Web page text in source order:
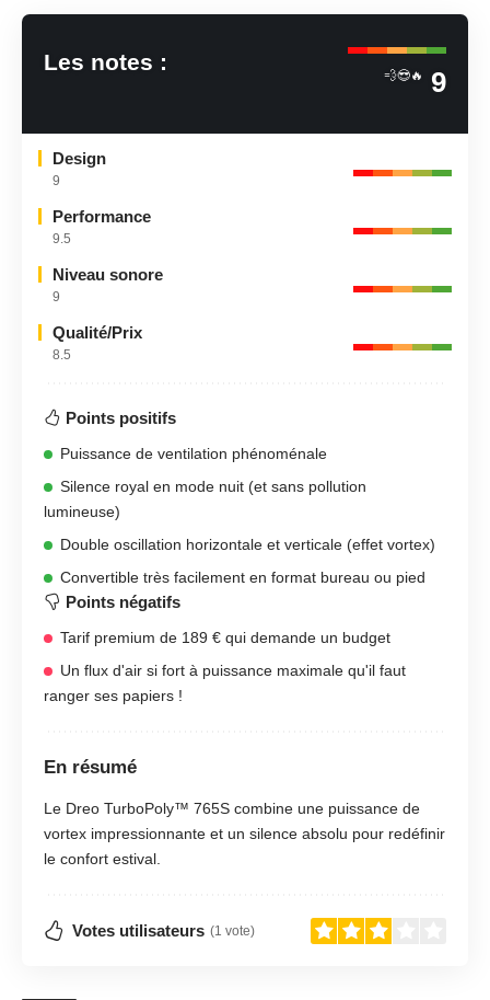
Les notes :
💨😎🔥 9
Design
9
Performance
9.5
Niveau sonore
9
Qualité/Prix
8.5
Points positifs
Puissance de ventilation phénoménale
Silence royal en mode nuit (et sans pollution
lumineuse)
Double oscillation horizontale et verticale (effet vortex)
Convertible très facilement en format bureau ou pied
Points négatifs
Tarif premium de 189 € qui demande un budget
Un flux d'air si fort à puissance maximale qu'il faut
ranger ses papiers !
En résumé
Le Dreo TurboPoly™ 765S combine une puissance de
vortex impressionnante et un silence absolu pour redéfinir
le confort estival.
Votes utilisateurs (1 vote)